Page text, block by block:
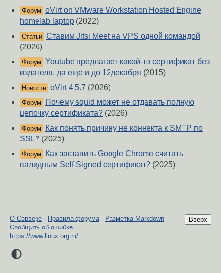
Форум oVirt on VMware Workstation Hosted Engine
homelab laptop (2022)
Статьи Ставим Jitsi Meet на VPS одной командой
(2026)
Форум Youtube предлагает какой-то сертификат без
издателя, да еще и до 12декабря (2015)
Новости oVirt 4.5.7 (2026)
Форум
Почему squid может не отдавать полную
цепочку сертификата? (2026)
Форум
Как понять причину не коннекта к SMTP по
SSL? (2025)
Форум
Как заставить Google Chrome считать
валидным Self-Signed сертификат? (2025)
Вверх
О Сервере - Правила форума - Разметка Markdown
Сообщить об ошибке
https://www.linux.org.ru/